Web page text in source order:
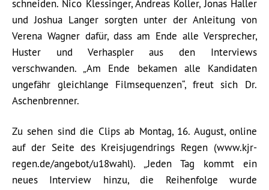
schneiden. Nico Klessinger, Andreas Koller, Jonas Haller
und Joshua Langer sorgten unter der Anleitung von
Verena Wagner dafür, dass am Ende alle Versprecher,
Huster und Verhaspler aus den Interviews
verschwanden. „Am Ende bekamen alle Kandidaten
ungefähr gleichlange Filmsequenzen“, freut sich Dr.
Aschenbrenner.
Zu sehen sind die Clips ab Montag, 16. August, online
auf der Seite des Kreisjugendrings Regen (www.kjr-
regen.de/angebot/u18wahl). „Jeden Tag kommt ein
neues Interview hinzu, die Reihenfolge wurde